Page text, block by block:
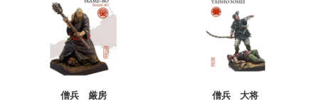
僧兵 厳房 僧兵 大将